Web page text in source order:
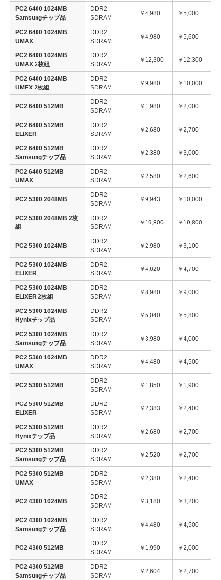
PC2 6400 1024MB
Samsungチップ品
DDR2
SDRAM
￥4,980 ￥5,000
PC2 6400 1024MB
UMAX
DDR2
SDRAM
￥4,980 ￥5,600
PC2 6400 1024MB
UMAX 2枚組
DDR2
SDRAM
￥12,300 ￥12,300
PC2 6400 1024MB
UMEX 2枚組
DDR2
SDRAM
￥9,980 ￥10,000
PC2 6400 512MB
DDR2
SDRAM
￥1,980 ￥2,000
PC2 6400 512MB
ELIXER
DDR2
SDRAM
￥2,680 ￥2,700
PC2 6400 512MB
Samsungチップ品
DDR2
SDRAM
￥2,380 ￥3,000
PC2 6400 512MB
UMAX
DDR2
SDRAM
￥2,580 ￥2,600
PC2 5300 2048MB
DDR2
SDRAM
￥9,943 ￥10,000
PC2 5300 2048MB 2枚
組
DDR2
SDRAM
￥19,800 ￥19,800
PC2 5300 1024MB
DDR2
SDRAM
￥2,980 ￥3,100
PC2 5300 1024MB
ELIXER
DDR2
SDRAM
￥4,620 ￥4,700
PC2 5300 1024MB
ELIXER 2枚組
DDR2
SDRAM
￥8,980 ￥9,000
PC2 5300 1024MB
Hynixチップ品
DDR2
SDRAM
￥5,040 ￥5,800
PC2 5300 1024MB
Samsungチップ品
DDR2
SDRAM
￥3,980 ￥4,000
PC2 5300 1024MB
UMAX
DDR2
SDRAM
￥4,480 ￥4,500
PC2 5300 512MB
DDR2
SDRAM
￥1,850 ￥1,900
PC2 5300 512MB
ELIXER
DDR2
SDRAM
￥2,383 ￥2,400
PC2 5300 512MB
Hynixチップ品
DDR2
SDRAM
￥2,680 ￥2,700
PC2 5300 512MB
Samsungチップ品
DDR2
SDRAM
￥2,520 ￥2,700
PC2 5300 512MB
UMAX
DDR2
SDRAM
￥2,380 ￥2,400
PC2 4300 1024MB
DDR2
SDRAM
￥3,180 ￥3,200
PC2 4300 1024MB
Samsungチップ品
DDR2
SDRAM
￥4,480 ￥4,500
PC2 4300 512MB
DDR2
SDRAM
￥1,990 ￥2,000
PC2 4300 512MB
Samsungチップ品
DDR2
SDRAM
￥2,604 ￥2,700